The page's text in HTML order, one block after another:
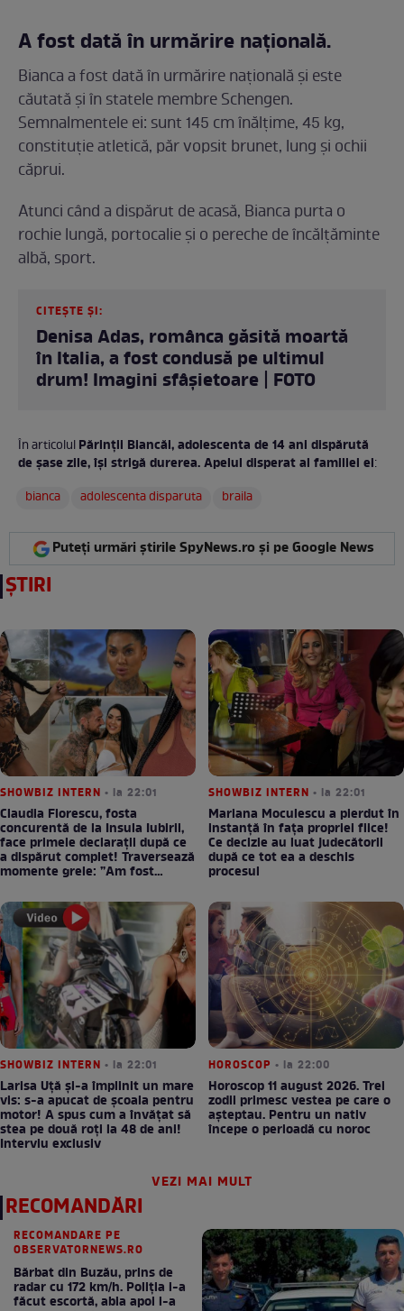
A fost dată în urmărire națională.
Bianca a fost dată în urmărire națională și este
căutată și în statele membre Schengen.
Semnalmentele ei: sunt 145 cm înălțime, 45 kg,
constituție atletică, păr vopsit brunet, lung și ochii
căprui.
Atunci când a dispărut de acasă, Bianca purta o
rochie lungă, portocalie și o pereche de încălțăminte
albă, sport.
CITEȘTE ȘI:
Denisa Adas, românca găsită moartă
în Italia, a fost condusă pe ultimul
drum! Imagini sfâșietoare | FOTO
În articolulPărinții Biancăi, adolescenta de 14 ani dispărută
de șase zile, își strigă durerea. Apelul disperat al familiei ei:
bianca
adolescenta disparuta braila
Puteți urmări știrile SpyNews.ro și pe Google News
ȘTIRI
SHOWBIZ INTERN • la 22:01
Claudia Florescu, fosta
concurentă de la Insula Iubirii,
face primele declarații după ce
a dispărut complet! Traversează
momente grele: ”Am fost
SHOWBIZ INTERN • la 22:01
Mariana Moculescu a pierdut în
instanță în fața propriei fiice!
Ce decizie au luat judecătorii
după ce tot ea a deschis
procesul
SHOWBIZ INTERN • la 22:01
Larisa Uță şi-a împlinit un mare
vis: s-a apucat de școala pentru
motor! A spus cum a învățat să
stea pe două roți la 48 de ani!
Interviu exclusiv
HOROSCOP • la 22:00
Horoscop 11 august 2026. Trei
zodii primesc vestea pe care o
așteptau. Pentru un nativ
începe o perioadă cu noroc
VEZI MAI MULT
RECOMANDĂRI
RECOMANDARE PE
OBSERVATORNEWS.RO
Bărbat din Buzău, prins de
radar cu 172 km/h. Poliţia i-a
făcut escortă, abia apoi i-a